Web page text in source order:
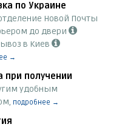
по Украине
Новой Почты
до двери
в Киев
→
при получении
удобным
подробнее →